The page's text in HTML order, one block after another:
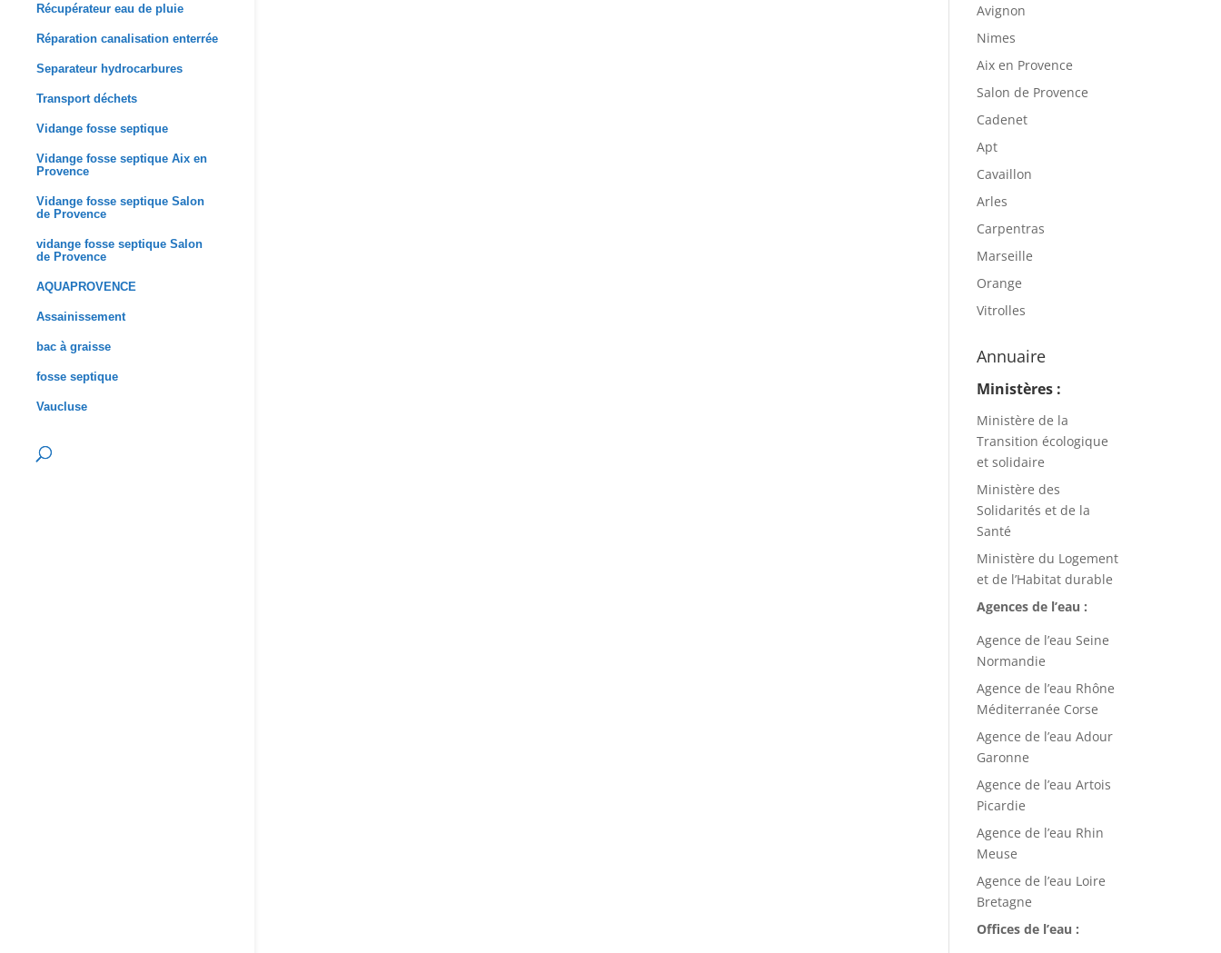
Récupérateur eau de pluie
Réparation canalisation enterrée
Separateur hydrocarbures
Transport déchets
Vidange fosse septique
Vidange fosse septique Aix en
Provence
Vidange fosse septique Salon
de Provence
vidange fosse septique Salon
de Provence
AQUAPROVENCE
Assainissement
bac à graisse
fosse septique
Vaucluse
Avignon
Nimes
Aix en Provence
Salon de Provence
Cadenet
Apt
Cavaillon
Arles
Carpentras
Marseille
Orange
Vitrolles
Annuaire
Ministères :
Ministère de la
Transition écologique
et solidaire
Ministère des
Solidarités et de la
Santé
Ministère du Logement
et de l’Habitat durable
Agences de l’eau :
Agence de l’eau Seine
Normandie
Agence de l’eau Rhône
Méditerranée Corse
Agence de l’eau Adour
Garonne
Agence de l’eau Artois
Picardie
Agence de l’eau Rhin
Meuse
Agence de l’eau Loire
Bretagne
Offices de l’eau :